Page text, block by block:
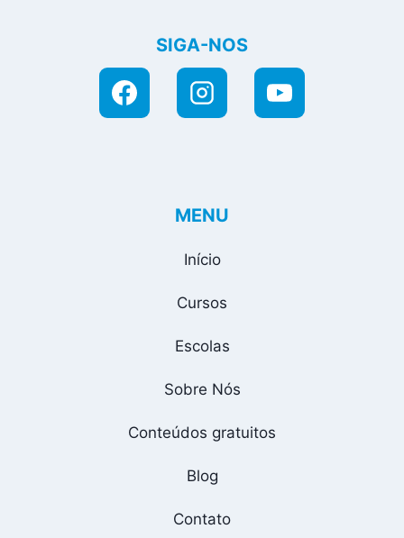
SIGA-NOS
MENU
Início
Cursos
Escolas
Sobre Nós
Conteúdos gratuitos
Blog
Contato